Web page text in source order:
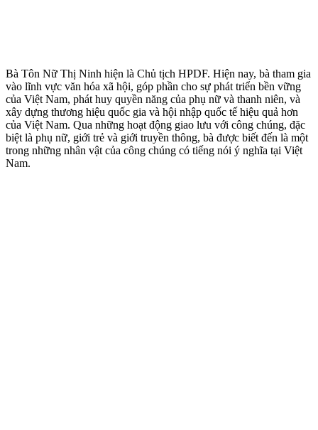
Bà Tôn Nữ Thị Ninh hiện là Chủ tịch HPDF. Hiện nay, bà tham gia
vào lĩnh vực văn hóa xã hội, góp phần cho sự phát triển bền vững
của Việt Nam, phát huy quyền năng của phụ nữ và thanh niên, và
xây dựng thương hiệu quốc gia và hội nhập quốc tế hiệu quả hơn
của Việt Nam. Qua những hoạt động giao lưu với công chúng, đặc
biệt là phụ nữ, giới trẻ và giới truyền thông, bà được biết đến là một
trong những nhân vật của công chúng có tiếng nói ý nghĩa tại Việt
Nam.